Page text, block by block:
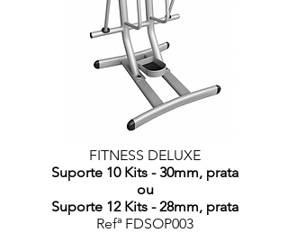
FITNESS DELUXE
Suporte 10 Kits - 30mm, prata
ou
Suporte 12 Kits - 28mm, prata
Refª FDSOP003